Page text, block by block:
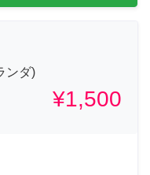
ンダ)
¥1,500